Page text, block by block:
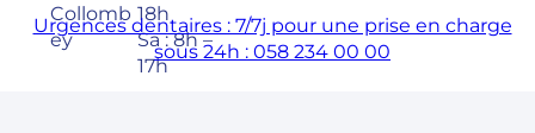
Collomb
ey
18h
Sa : 8h –
17h
Urgences dentaires : 7/7j pour une prise en charge
sous 24h : 058 234 00 00